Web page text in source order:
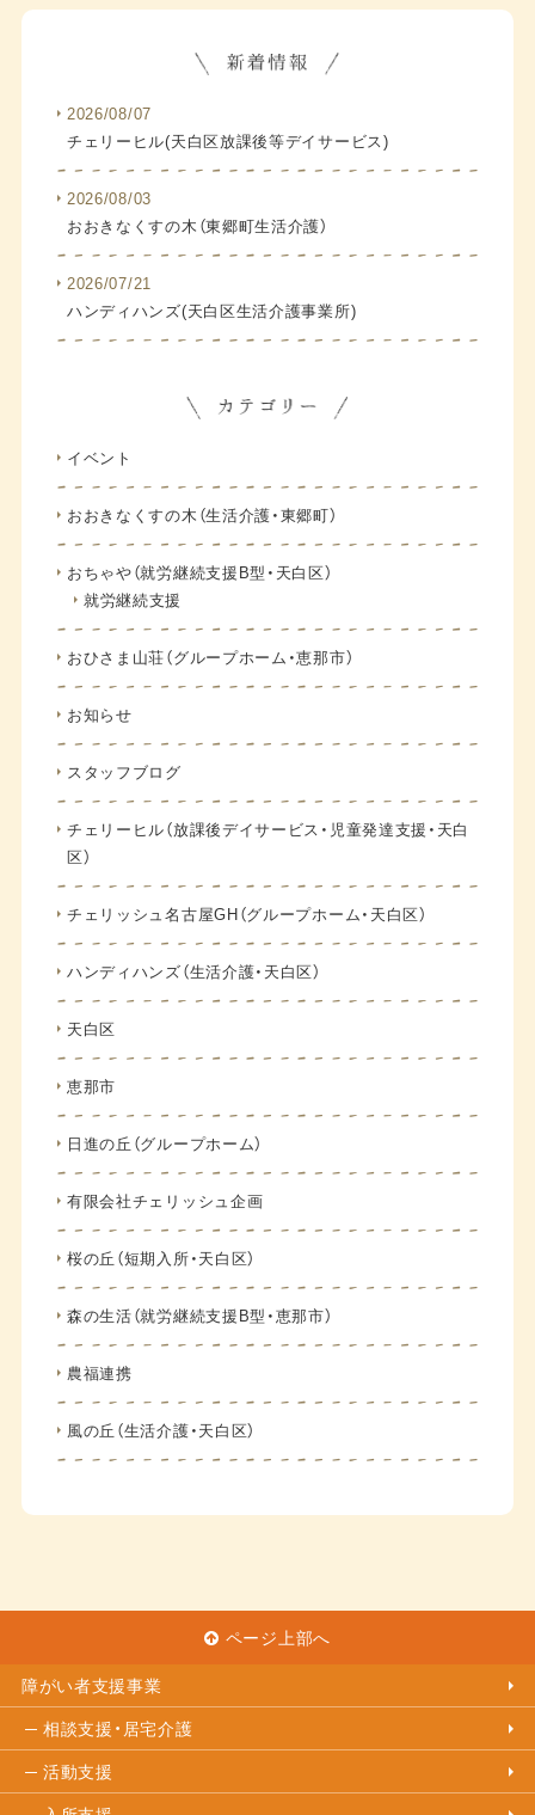
2026/08/07
チェリーヒル(天白区放課後等デイサービス)
2026/08/03
おおきなくすの木（東郷町生活介護）
2026/07/21
ハンディハンズ(天白区生活介護事業所)
イベント
おおきなくすの木（生活介護・東郷町）
おちゃや（就労継続支援B型・天白区）
就労継続支援
おひさま山荘（グループホーム・恵那市）
お知らせ
スタッフブログ
チェリーヒル（放課後デイサービス・児童発達支援・天白
区）
チェリッシュ名古屋GH（グループホーム・天白区）
ハンディハンズ（生活介護・天白区）
天白区
恵那市
日進の丘（グループホーム）
有限会社チェリッシュ企画
桜の丘（短期入所・天白区）
森の生活（就労継続支援B型・恵那市）
農福連携
風の丘（生活介護・天白区）
ページ上部へ
障がい者支援事業
相談支援・居宅介護
活動支援